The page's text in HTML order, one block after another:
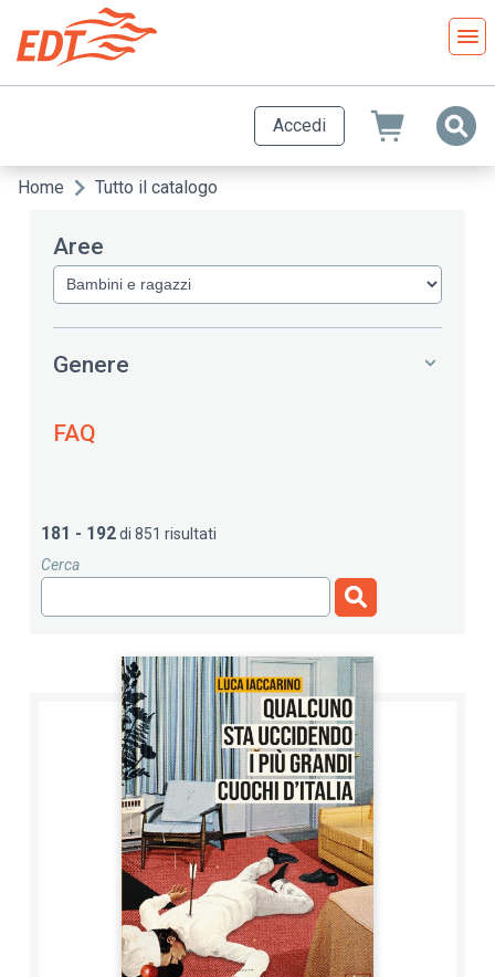
contenuto
principale
Accedi
Briciole
pane
Home Tutto il catalogo
Aree
Genere
FAQ
181 - 192di 851 risultati
Cerca